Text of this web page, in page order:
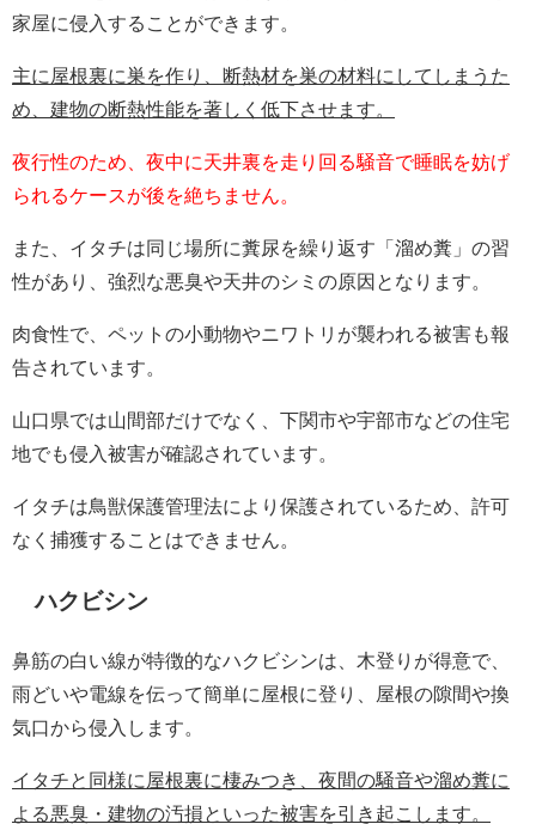
家屋に侵入することができます。
主に屋根裏に巣を作り、断熱材を巣の材料にしてしまうた
め、建物の断熱性能を著しく低下させます。
夜行性のため、夜中に天井裏を走り回る騒音で睡眠を妨げ
られるケースが後を絶ちません。
また、イタチは同じ場所に糞尿を繰り返す「溜め糞」の習
性があり、強烈な悪臭や天井のシミの原因となります。
肉食性で、ペットの小動物やニワトリが襲われる被害も報
告されています。
山口県では山間部だけでなく、下関市や宇部市などの住宅
地でも侵入被害が確認されています。
イタチは鳥獣保護管理法により保護されているため、許可
なく捕獲することはできません。
ハクビシン
鼻筋の白い線が特徴的なハクビシンは、木登りが得意で、
雨どいや電線を伝って簡単に屋根に登り、屋根の隙間や換
気口から侵入します。
イタチと同様に屋根裏に棲みつき、夜間の騒音や溜め糞に
よる悪臭・建物の汚損といった被害を引き起こします。